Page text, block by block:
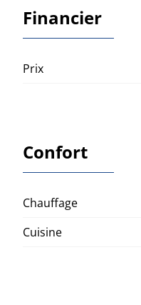
Financier
Prix
Confort
Chauffage
Cuisine